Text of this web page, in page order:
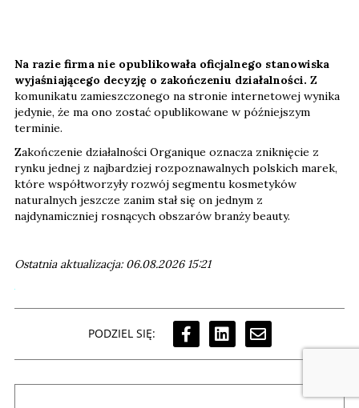
Na razie firma nie opublikowała oficjalnego stanowiska
wyjaśniającego decyzję o zakończeniu działalności. Z
komunikatu zamieszczonego na stronie internetowej wynika
jedynie, że ma ono zostać opublikowane w późniejszym
terminie.
Zakończenie działalności Organique oznacza zniknięcie z
rynku jednej z najbardziej rozpoznawalnych polskich marek,
które współtworzyły rozwój segmentu kosmetyków
naturalnych jeszcze zanim stał się on jednym z
najdynamiczniej rosnących obszarów branży beauty.
Ostatnia aktualizacja: 06.08.2026 15:21
PODZIEL SIĘ: